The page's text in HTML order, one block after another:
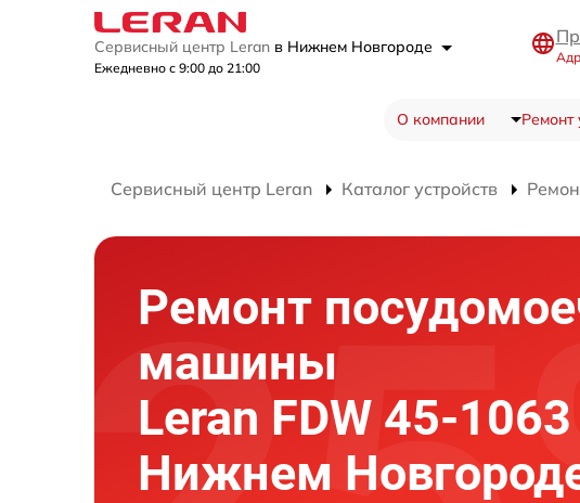
Сервисный центр Leran в Нижнем Новгороде
Ежедневно с 9:00 до 21:00
О компании Ремонт
Сервисный центр Leran Каталог устройств
Ремонт
машины
Leran FDW 45-1063
Нижнем